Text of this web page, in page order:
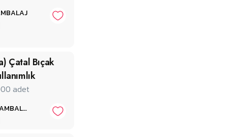
Çatal Bıçak
adet
NAZKAYA AMBALAJ PACKAGING